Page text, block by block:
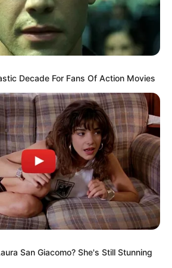
laboral en Colombia.
Galindo Florian
Decade For Fans Of Action Movies
San Giacomo? She's Still Stunning